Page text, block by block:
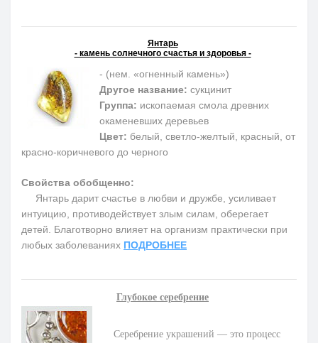
Янтарь
- камень солнечного счастья и здоровья -
- (нем. «огненный камень»)
Другое название: сукцинит
Группа: ископаемая смола древних
окаменевших деревьев
Цвет: белый, светло-желтый, красный, от
красно-коричневого до черного
Свойства обобщенно:
Янтарь дарит счастье в любви и дружбе, усиливает
интуицию, противодействует злым силам, оберегает
детей. Благотворно влияет на организм практически при
любых заболеваниях ПОДРОБНЕЕ
Глубокое серебрение
Серебрение украшений — это процесс